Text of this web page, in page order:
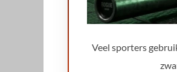
Veel sporters